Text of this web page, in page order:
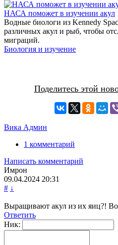
НАСА поможет в изучении акул
Водные биологи из Kennedy
различных акул и рыб, чтобы
миграций.
Биология и изучение
Поделитесь этой
Вика Админ
1 комментарий
Написать комментарий
Имрон
09.04.2024 20:31
# ↓
Выращивают акул из их яиц?!
Ответить
Ник: